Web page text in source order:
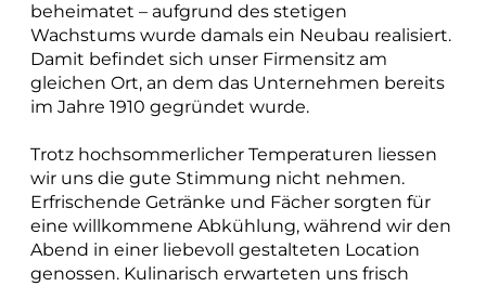
Landmanagement
projektieren und bauen
Kanalisationsbau
Werkleitungen
Anlagen der Siedlungswasserwirtschaft
Wasserbau
beheimatet – aufgrund des stetigen
Wachstums wurde damals ein Neubau realisiert.
Damit befindet sich unser Firmensitz am
gleichen Ort, an dem das Unternehmen bereits
im Jahre 1910 gegründet wurde.
Trotz hochsommerlicher Temperaturen liessen
wir uns die gute Stimmung nicht nehmen.
Erfrischende Getränke und Fächer sorgten für
eine willkommene Abkühlung, während wir den
Abend in einer liebevoll gestalteten Location
genossen. Kulinarisch erwarteten uns frisch